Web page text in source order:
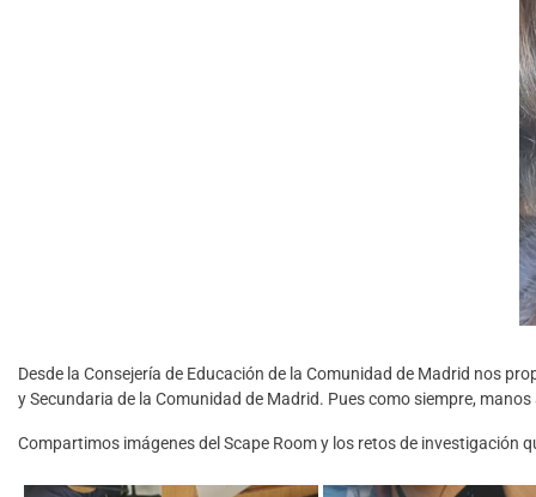
Desde la Consejería de Educación de la Comunidad de Madrid nos
y Secundaria de la Comunidad de Madrid. Pues como siempre, manos
Compartimos imágenes del Scape Room y los retos de investigación